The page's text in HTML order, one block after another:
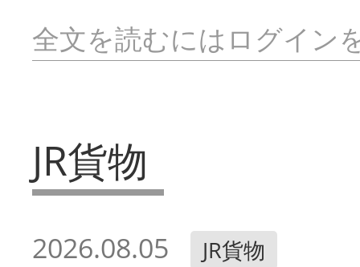
全文を読むにはログイン
JR貨物
2026.08.05 JR貨物